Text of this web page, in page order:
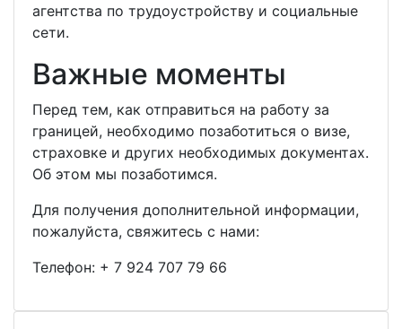
агентства по трудоустройству и социальные
сети.
Важные моменты
Перед тем, как отправиться на работу за
границей, необходимо позаботиться о визе,
страховке и других необходимых документах.
Об этом мы позаботимся.
Для получения дополнительной информации,
пожалуйста, свяжитесь с нами:
Телефон: + 7 924 707 79 66